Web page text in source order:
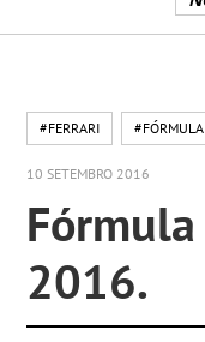
#FERRARI
10 SETEMBRO 2016
2016.